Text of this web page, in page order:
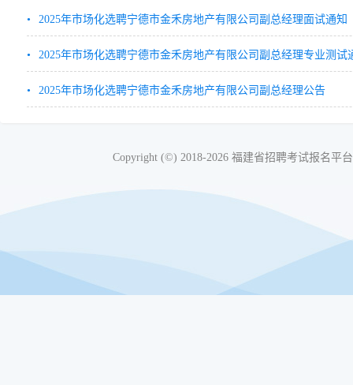
2025年市场化选聘宁德市金禾房地产有限公司副总经理面试通知
2025年市场化选聘宁德市金禾房地产有限公司副总经理专业测试
2025年市场化选聘宁德市金禾房地产有限公司副总经理公告
Copyright (©) 2018-2026 福建省招聘考试报名